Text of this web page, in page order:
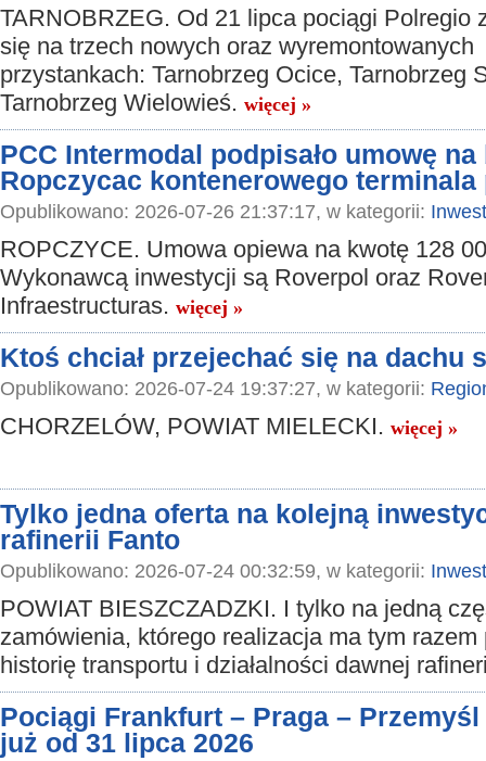
TARNOBRZEG. Od 21 lipca pociągi Polregio
się na trzech nowych oraz wyremontowanych
przystankach: Tarnobrzeg Ocice, Tarnobrzeg
Tarnobrzeg Wielowieś. więcej »
PCC Intermodal podpisało umowę
Ropczycac kontenerowego terminala
Opublikowano: 2026-07-26 21:37:17, w kategorii:
ROPCZYCE. Umowa opiewa na kwotę 128
Wykonawcą inwestycji są Roverpol oraz
Infraestructuras. więcej »
Ktoś chciał przejechać się na dachu
Opublikowano: 2026-07-24 19:37:27, w kategorii:
CHORZELÓW, POWIAT MIELECKI. więcej »
Tylko jedna oferta na kolejną
rafinerii Fanto
Opublikowano: 2026-07-24 00:32:59, w kategorii:
POWIAT BIESZCZADZKI. I tylko na jedną
zamówienia, którego realizacja ma tym razem
historię transportu i działalności dawnej
Pociągi Frankfurt – Praga –
już od 31 lipca 2026